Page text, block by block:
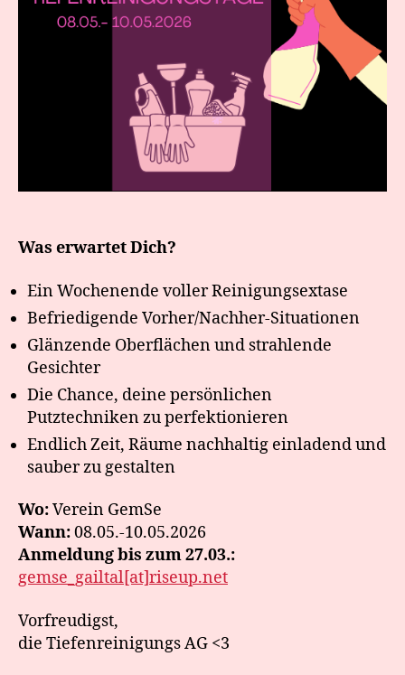
Was erwartet Dich?
Ein Wochenende voller Reinigungsextase
Befriedigende Vorher/Nachher-Situationen
Glänzende Oberflächen und strahlende
Gesichter
Die Chance, deine persönlichen
Putztechniken zu perfektionieren
Endlich Zeit, Räume nachhaltig einladend und
sauber zu gestalten
Wo:Verein GemSe
Wann:08.05.-10.05.2026
Anmeldung bis zum 27.03.:
gemse_gailtal[at]riseup.net
Vorfreudigst,
die Tiefenreinigungs AG <3